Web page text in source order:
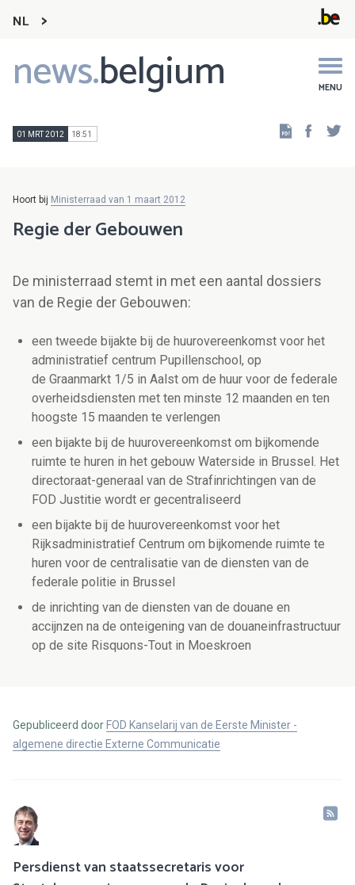
NL
news.belgium MENU
Main
navigation
01 MRT 2012 18:51
Hoort bij Ministerraad van 1 maart 2012
Regie der Gebouwen
De ministerraad stemt in met een aantal dossiers
van de Regie der Gebouwen:
een tweede bijakte bij de huurovereenkomst voor het
administratief centrum Pupillenschool, op
de Graanmarkt 1/5 in Aalst om de huur voor de federale
overheidsdiensten met ten minste 12 maanden en ten
hoogste 15 maanden te verlengen
een bijakte bij de huurovereenkomst om bijkomende
ruimte te huren in het gebouw Waterside in Brussel. Het
directoraat-generaal van de Strafinrichtingen van de
FOD Justitie wordt er gecentraliseerd
een bijakte bij de huurovereenkomst voor het
Rijksadministratief Centrum om bijkomende ruimte te
huren voor de centralisatie van de diensten van de
federale politie in Brussel
de inrichting van de diensten van de douane en
accijnzen na de onteigening van de douaneinfrastructuur
op de site Risquons-Tout in Moeskroen
Gepubliceerd door FOD Kanselarij van de Eerste Minister -
algemene directie Externe Communicatie
Persdienst van staatssecretaris voor